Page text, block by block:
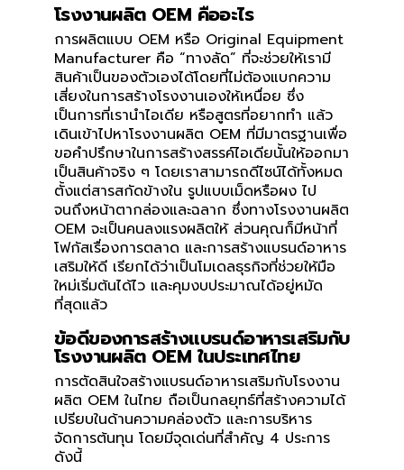
โรงงานผลิต OEM คืออะไร
การผลิตแบบ OEM หรือ Original Equipment
Manufacturer คือ “ทางลัด” ที่จะช่วยให้เรามี
สินค้าเป็นของตัวเองได้โดยที่ไม่ต้องแบกความ
เสี่ยงในการสร้างโรงงานเองให้เหนื่อย ซึ่ง
เป็นการที่เรานำไอเดีย หรือสูตรที่อยากทำ แล้ว
เดินเข้าไปหาโรงงานผลิต OEM ที่มีมาตรฐานเพื่อ
ขอคำปรึกษาในการสร้างสรรค์ไอเดียนั้นให้ออกมา
เป็นสินค้าจริง ๆ โดยเราสามารถดีไซน์ได้ทั้งหมด
ตั้งแต่สารสกัดข้างใน รูปแบบเม็ดหรือผง ไป
จนถึงหน้าตากล่องและฉลาก ซึ่งทางโรงงานผลิต
OEM จะเป็นคนลงแรงผลิตให้ ส่วนคุณก็มีหน้าที่
โฟกัสเรื่องการตลาด และการสร้างแบรนด์อาหาร
เสริมให้ดี เรียกได้ว่าเป็นโมเดลธุรกิจที่ช่วยให้มือ
ใหม่เริ่มต้นได้ไว และคุมงบประมาณได้อยู่หมัด
ที่สุดแล้ว
ข้อดีของการสร้างแบรนด์อาหารเสริมกับ
โรงงานผลิต OEM ในประเทศไทย
การตัดสินใจสร้างแบรนด์อาหารเสริมกับโรงงาน
ผลิต OEM ในไทย ถือเป็นกลยุทธ์ที่สร้างความได้
เปรียบในด้านความคล่องตัว และการบริหาร
จัดการต้นทุน โดยมีจุดเด่นที่สำคัญ 4 ประการ
ดังนี้